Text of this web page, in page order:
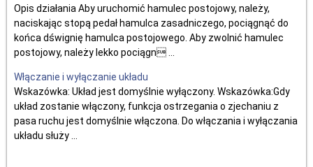
Opis działania Aby uruchomić hamulec postojowy, należy,
naciskając stopą pedał hamulca zasadniczego, pociągnąć do
końca dśwignię hamulca postojowego. Aby zwolnić hamulec
postojowy, należy lekko pociągn ...
Włączanie i wyłączanie układu
Wskazówka: Układ jest domyślnie wyłączony. Wskazówka:Gdy
układ zostanie włączony, funkcja ostrzegania o zjechaniu z
pasa ruchu jest domyślnie włączona. Do włączania i wyłączania
układu służy ...